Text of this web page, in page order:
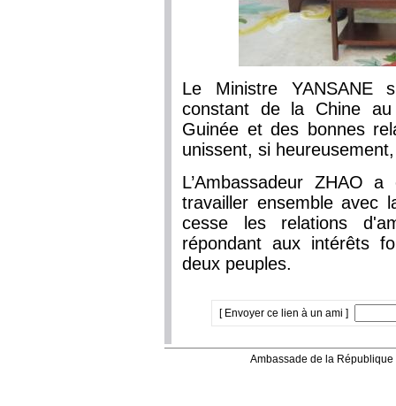
Le Ministre YANSANE
constant de la Chine au
Guinée et des bonnes
unissent, si
L’Ambassadeur ZHAO
travailler ensemble avec
cesse les relations
répondant aux intérêts
deux peuples.
[ Envoyer ce lien à un ami ]
Ambassade de la